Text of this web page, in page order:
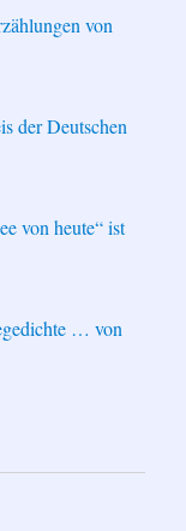
von
der Deutschen
von heute“ ist
… von